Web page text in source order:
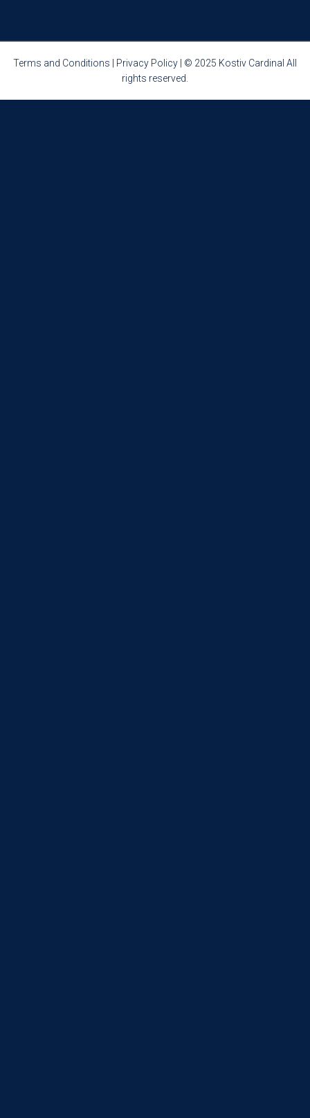
Terms and Conditions Privacy Policy
| © 2025 Kostiv Cardinal All
rights reserved.